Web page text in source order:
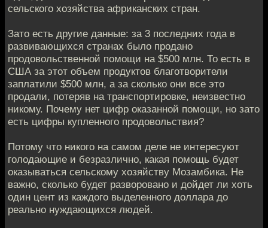
сельского хозяйства африканских стран.
Зато есть другие данные: за 3 последних года в
развивающихся странах было продано
продовольственной помощи на $500 млн. То есть в
США за этот объем продуктов благотворители
заплатили $500 млн, а за сколько они все это
продали, потеряв на транспортировке, неизвестно
никому. Почему нет цифр оказанной помощи, но зато
есть цифры купленного продовольствия?
Потому что никого на самом деле не интересуют
голодающие и безразлично, какая помощь будет
оказываться сельскому хозяйству Мозамбика. Не
важно, сколько будет разворовано и дойдет ли хоть
один цент из каждого выделенного доллара до
реально нуждающихся людей.